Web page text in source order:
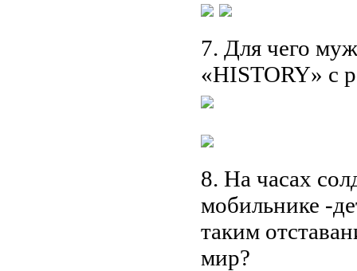
7. Для чего
«HISTORY» с
8. На часах
мобильнике -
таким
мир?